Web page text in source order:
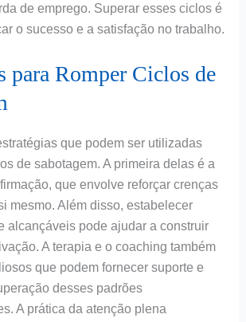
de emprego. Superar esses ciclos é
o sucesso e a satisfação no trabalho.
para Romper Ciclos de
que podem ser utilizadas
de sabotagem. A primeira delas é a
que envolve reforçar crenças
mesmo. Além disso, estabelecer
alcançáveis pode ajudar a construir
A terapia e o coaching também
que podem fornecer suporte e
desses padrões
A prática da atenção plena